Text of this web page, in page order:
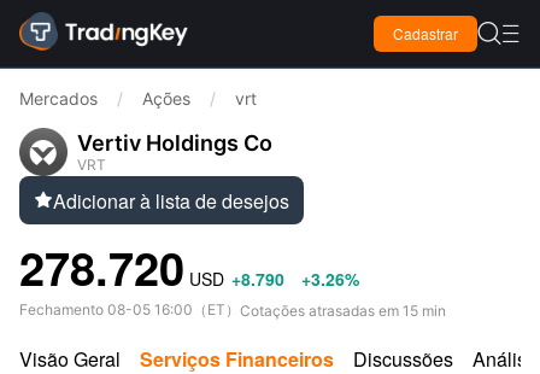
Cadastrar  
Mercados / Ações / vrt
Vertiv Holdings Co
VRT
Adicionar à lista de desejos
278.720 USD +8.790 +3.26%
Fechamento 08-05 16:00 （ ET ） Cotações atrasadas em 15 min
Visão Geral Serviços Financeiros Discussões